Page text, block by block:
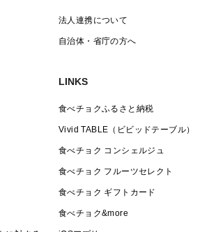
法人連携について
自治体・省庁の方へ
LINKS
食べチョクふるさと納税
Vivid TABLE（ビビッドテーブル）
食べチョク コンシェルジュ
食べチョク フルーツセレクト
食べチョク ギフトカード
食べチョク&more